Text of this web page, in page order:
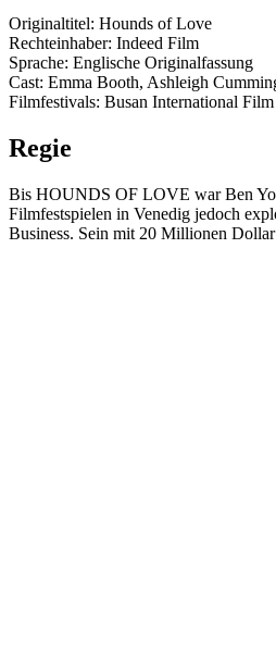
Originaltitel: Hounds of Love
Rechteinhaber: Indeed Film
Sprache: Englische Originalfassung
Cast: Emma Booth, Ashleigh
Filmfestivals: Busan International
Regie
Bis HOUNDS OF LOVE war Ben
Filmfestspielen in Venedig jedoch
Business. Sein mit 20 Millionen